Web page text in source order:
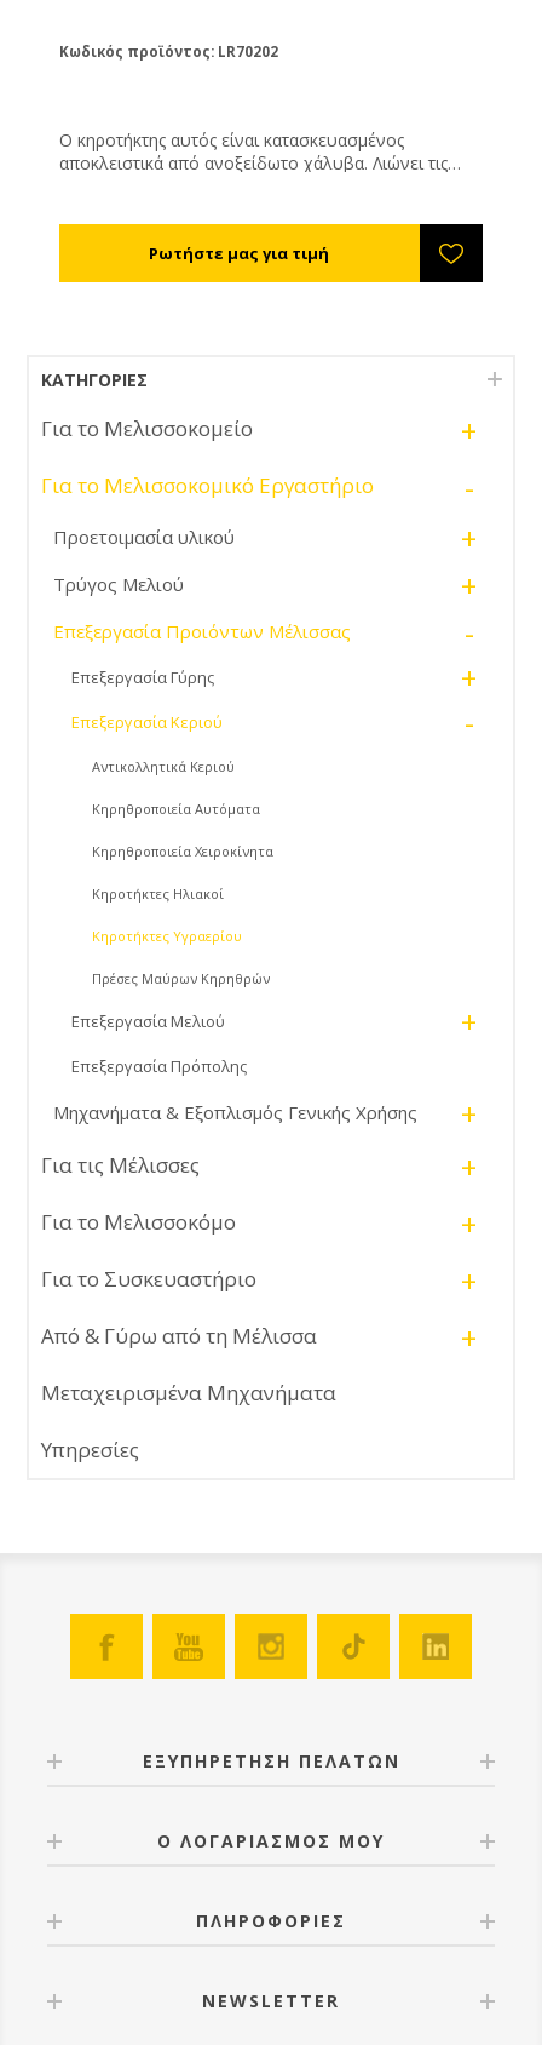
Κωδικός προϊόντος: LR70202
Ο κηροτήκτης αυτός είναι κατασκευασμένος
αποκλειστικά από ανοξείδωτο χάλυβα. Λιώνει τις
του κηροτήκτη. Όταν το νερό βράζει οι ατμοί θα
λιώσουν τις κηρήθρες σας και το κερί θα τρέξει κάτω
σφραγιστεί ώστε να τον χρησιμοποιήσετε μόνο για
απολύμανση. Χωριτικότητα περίπου 20 πλαισίων
Διαστάσεις: 60 x 40 x 82 cm, εσωτερικό: 33 x 53 x 49
cm.
ΚΑΤΗΓΟΡΊΕΣ
Για το Μελισσοκομείο +
Για το Μελισσοκομικό Εργαστήριο -
Προετοιμασία υλικού +
Τρύγος Μελιού +
Επεξεργασία Προιόντων Μέλισσας -
Επεξεργασία Γύρης +
Επεξεργασία Κεριού -
Αντικολλητικά Κεριού
Κηρηθροποιεία Αυτόματα
Κηρηθροποιεία Χειροκίνητα
Κηροτήκτες Ηλιακοί
Κηροτήκτες Υγραερίου
Πρέσες Μαύρων Κηρηθρών
Επεξεργασία Μελιού +
Επεξεργασία Πρόπολης
Μηχανήματα & Εξοπλισμός Γενικής Χρήσης +
Για τις Μέλισσες +
Για το Μελισσοκόμο +
Για το Συσκευαστήριο +
Από & Γύρω από τη Μέλισσα +
Μεταχειρισμένα Μηχανήματα
Υπηρεσίες
ΕΞΥΠΗΡΕΤΗΣΗ ΠΕΛΑΤΩΝ
Ο ΛΟΓΑΡΙΑΣΜΟΣ ΜΟΥ
ΠΛΗΡΟΦΟΡΙΕΣ
NEWSLETTER